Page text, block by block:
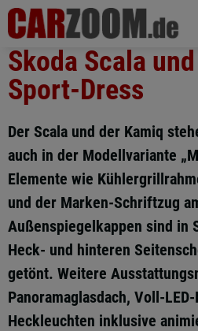
Skoda Scala
Sport-Dress
Der Scala und der Kamiq
auch in der Modellvariante
Elemente wie
und der Marken-Schriftzug
Außenspiegelkappen sind in
Heck- und hinteren
getönt. Weitere
Panoramaglasdach, Voll-
Heckleuchten inklusive